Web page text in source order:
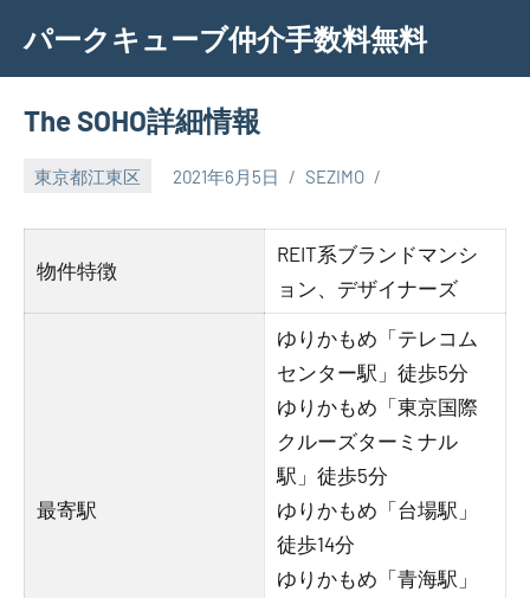
content
パークキューブ仲介手数料無料
The SOHO詳細情報
東京都江東区 2021年6月5日 SEZIMO
物件特徴
REIT系ブランドマンシ
ョン、デザイナーズ
最寄駅
ゆりかもめ「テレコム
センター駅」徒歩5分
ゆりかもめ「東京国際
クルーズターミナル
駅」徒歩5分
ゆりかもめ「台場駅」
徒歩14分
ゆりかもめ「青海駅」